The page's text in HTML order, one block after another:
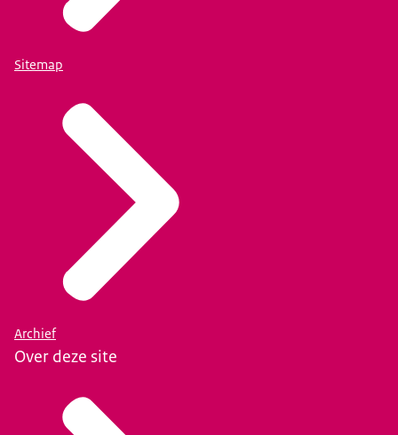
Sitemap
Archief
Over deze site